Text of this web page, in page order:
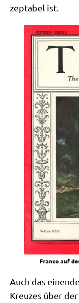
zep­ta­bel ist.
Fran­co auf
Auch das
Kreu­zes über